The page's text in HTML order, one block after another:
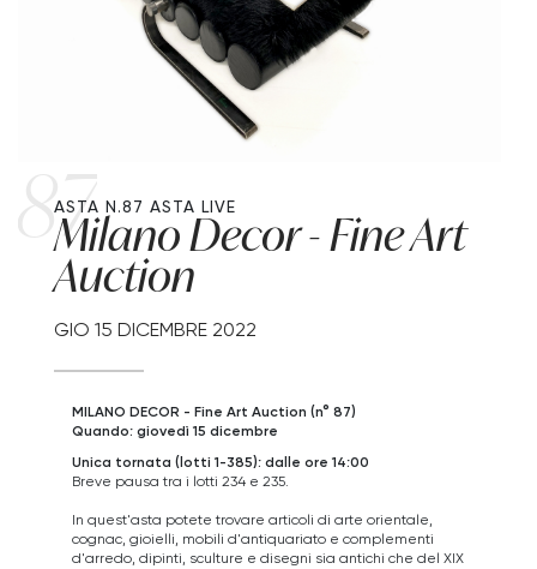
87
ASTA N.87 ASTA LIVE
Milano Decor - Fine Art
Auction
GIO 15 DICEMBRE 2022
MILANO DECOR - Fine Art Auction (n° 87)
Quando: giovedì 15 dicembre
Unica tornata (lotti 1-385): dalle ore 14:00
Breve pausa tra i lotti 234 e 235.
In quest'asta potete trovare articoli di arte orientale,
cognac, gioielli, mobili d'antiquariato e complementi
d'arredo, dipinti, sculture e disegni sia antichi che del XIX